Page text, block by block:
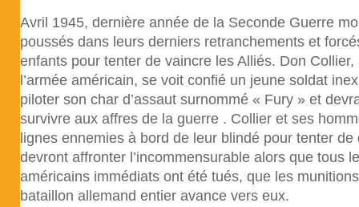
Avril 1945, dernière année de la Seconde Guerre
poussés dans leurs derniers retranchements et
enfants pour tenter de vaincre les Alliés. Don
l’armée américain, se voit confié un jeune soldat
piloter son char d’assaut surnommé « Fury » et
survivre aux affres de la guerre . Collier et ses
lignes ennemies à bord de leur blindé pour tenter de
devront affronter l’incommensurable alors que tous
américains immédiats ont été tués, que les munitions
bataillon allemand entier avance vers eux.